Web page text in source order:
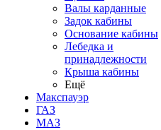
Валы карданные
Задок кабины
Основание кабины
Лебедка и
принадлежности
Крыша кабины
Ещё
Макспауэр
ГАЗ
МАЗ